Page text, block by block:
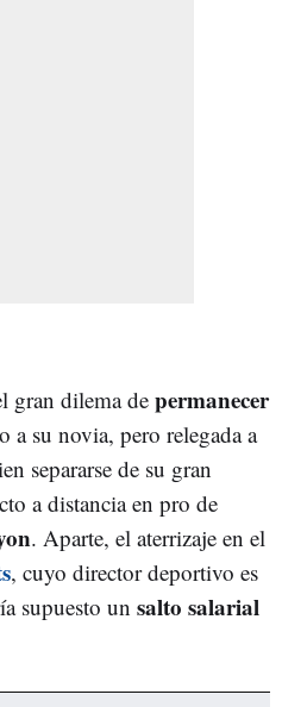
gran dilema depermanecer
a su novia, pero relegada a
separarse de su gran
a distancia en pro de
. Aparte, el aterrizaje en el
, cuyo director deportivo es
supuesto un salto salarial